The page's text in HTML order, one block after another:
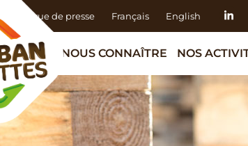
Revue de presse Français English
NOUS CONNAÎTRE NOS